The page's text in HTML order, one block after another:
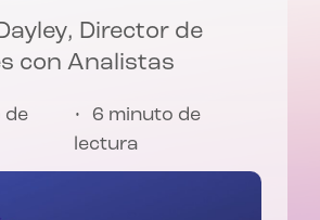
, Director de
con Analistas
de
6 minuto de
lectura